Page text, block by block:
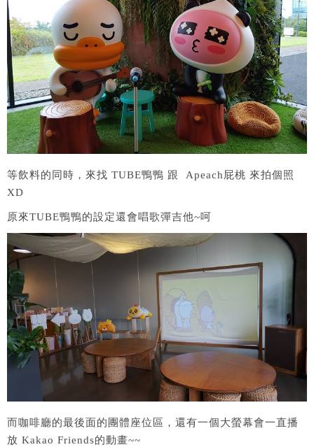
等飲料的同時，來找 TUBE鴨鴨 跟 Apeach屁桃 來拍個照
XD
原來TUBE鴨鴨的設定還會唱歌彈吉他~呵
而咖啡廳的最後面的團體座位區，還有一個大螢幕會一直播
放 Kakao Friends的動畫~~